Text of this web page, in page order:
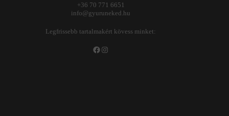
+36 70 771 6651
info@gyuruneked.hu
Legfrissebb tartalmakért kövess minket:
Facebook
Instagram